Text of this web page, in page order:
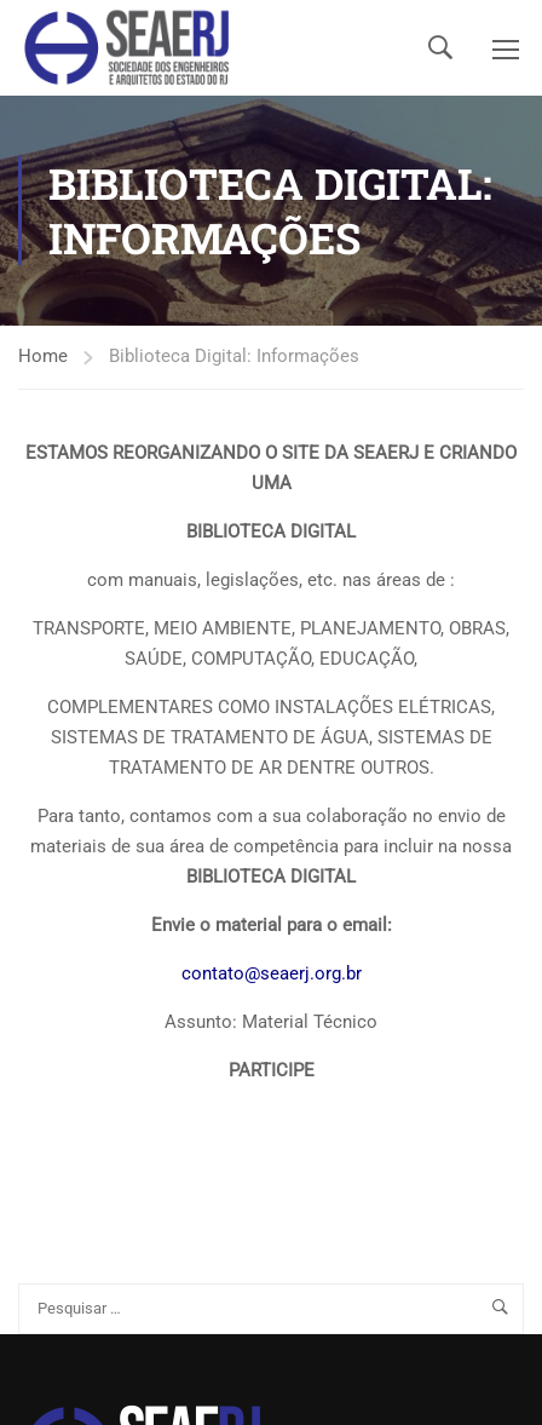
BIBLIOTECA DIGITAL:
INFORMAÇÕES
Home Biblioteca Digital: Informações
ESTAMOS REORGANIZANDO O SITE DA SEAERJ E CRIANDO
UMA
BIBLIOTECA DIGITAL
com manuais, legislações, etc. nas áreas de :
TRANSPORTE, MEIO AMBIENTE, PLANEJAMENTO, OBRAS,
SAÚDE, COMPUTAÇÃO, EDUCAÇÃO,
COMPLEMENTARES COMO INSTALAÇÕES ELÉTRICAS,
SISTEMAS DE TRATAMENTO DE ÁGUA, SISTEMAS DE
TRATAMENTO DE AR DENTRE OUTROS.
Para tanto, contamos com a sua colaboração no envio de
materiais de sua área de competência para incluir na nossa
BIBLIOTECA DIGITAL
Envie o material para o email:
contato@seaerj.org.br
Assunto: Material Técnico
PARTICIPE